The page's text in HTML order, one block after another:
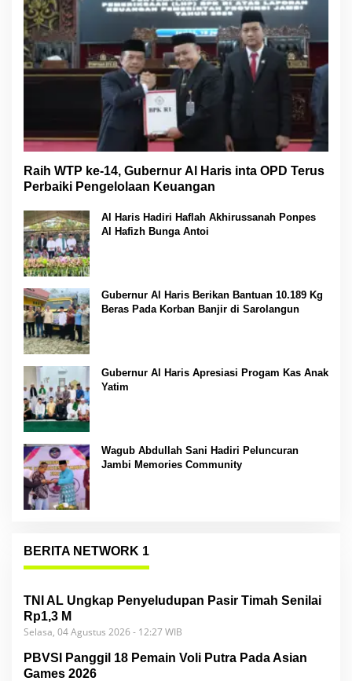
Raih WTP ke-14, Gubernur Al Haris inta OPD Terus
Perbaiki Pengelolaan Keuangan
Al Haris Hadiri Haflah Akhirussanah Ponpes
Al Hafizh Bunga Antoi
Gubernur Al Haris Berikan Bantuan 10.189 Kg
Beras Pada Korban Banjir di Sarolangun
Gubernur Al Haris Apresiasi Progam Kas Anak
Yatim
Wagub Abdullah Sani Hadiri Peluncuran
Jambi Memories Community
BERITA NETWORK 1
TNI AL Ungkap Penyeludupan Pasir Timah Senilai
Rp1,3 M
Selasa, 04 Agustus 2026 - 12:27 WIB
PBVSI Panggil 18 Pemain Voli Putra Pada Asian
Games 2026